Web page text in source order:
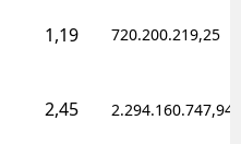
Batman
Bartın
1,19 720.200.219,25
2,45 2.294.160.747,94